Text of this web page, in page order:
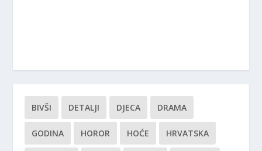
BIVŠI DETALJI DJECA DRAMA
GODINA HOROR HOĆE HRVATSKA